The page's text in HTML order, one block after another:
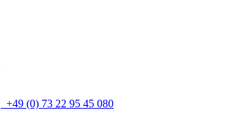
+49 (0) 73 22 95 45 080